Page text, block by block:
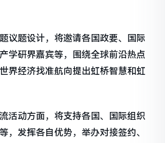
议题设计，将邀请各国政要、国际
学研界嘉宾等，围绕全球前沿热点
界经济找准航向提出虹桥智慧和虹
活动方面，将支持各国、国际组织
，发挥各自优势，举办对接签约、